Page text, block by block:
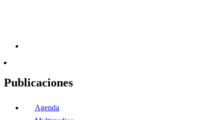
Publicaciones
Agenda